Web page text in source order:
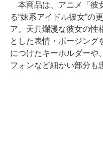
本商品は、アニメ「彼
る“妹系アイドル彼女”の
ア。天真爛漫な彼女の性
とした表情・ポージング
につけたキーホルダーや
フォンなど細かい部分も